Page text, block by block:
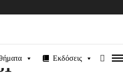
Εκδόσεις